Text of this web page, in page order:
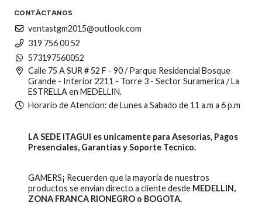
CONTÁCTANOS
ventastgm2015@outlook.com
319 756 00 52
573197560052
Calle 75 A SUR # 52 F - 90 / Parque Residencial Bosque
Grande - Interior 2211 - Torre 3 - Sector Suramerica / La
ESTRELLA en MEDELLIN.
Horario de Atencion: de Lunes a Sabado de 11 a.m a 6 p.m
LA SEDE ITAGUI es unicamente para Asesorias, Pagos
Presenciales, Garantias y Soporte Tecnico.
GAMERS¡ Recuerden que la mayoria de nuestros
productos se envian directo a cliente desde MEDELLIN,
ZONA FRANCA RIONEGRO o BOGOTA.